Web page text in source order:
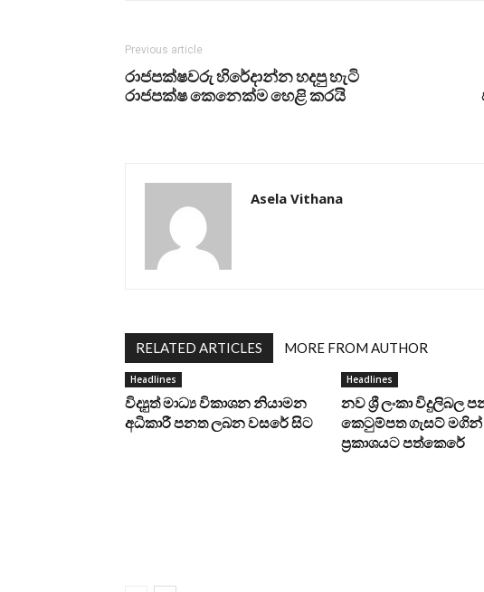
Previous article
රාජපක්ෂවරු හිරේදාන්න හදපු හැටි
රාජපක්ෂ කෙනෙක්ම හෙළි කරයි
Asela Vithana
RELATED ARTICLES MORE FROM AUTHOR
Headlines
විද්‍යුත් මාධ්‍ය විකාශන නියාමන
අධිකාරී පනත ලබන වසරේ සිට
Headlines
නව ශ්‍රී ලංකා විදුලිබල
කෙටුම්පත ගැසට් මගින්
ප්‍රකාශයට පත්කෙරේ